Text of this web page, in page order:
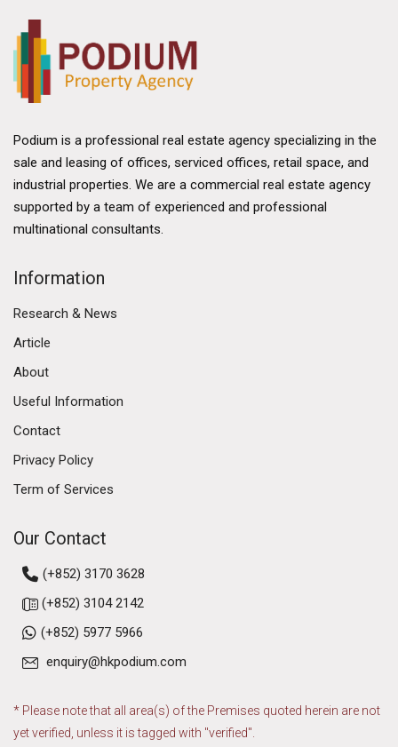
Podium is a professional real estate agency specializing in the
sale and leasing of offices, serviced offices, retail space, and
industrial properties. We are a commercial real estate agency
supported by a team of experienced and professional
multinational consultants.
Information
Research & News
Article
About
Useful Information
Contact
Privacy Policy
Term of Services
Our Contact
(+852) 3170 3628
(+852) 3104 2142
(+852) 5977 5966
enquiry@hkpodium.com
* Please note that all area(s) of the Premises quoted herein are not
yet verified, unless it is tagged with "verified".